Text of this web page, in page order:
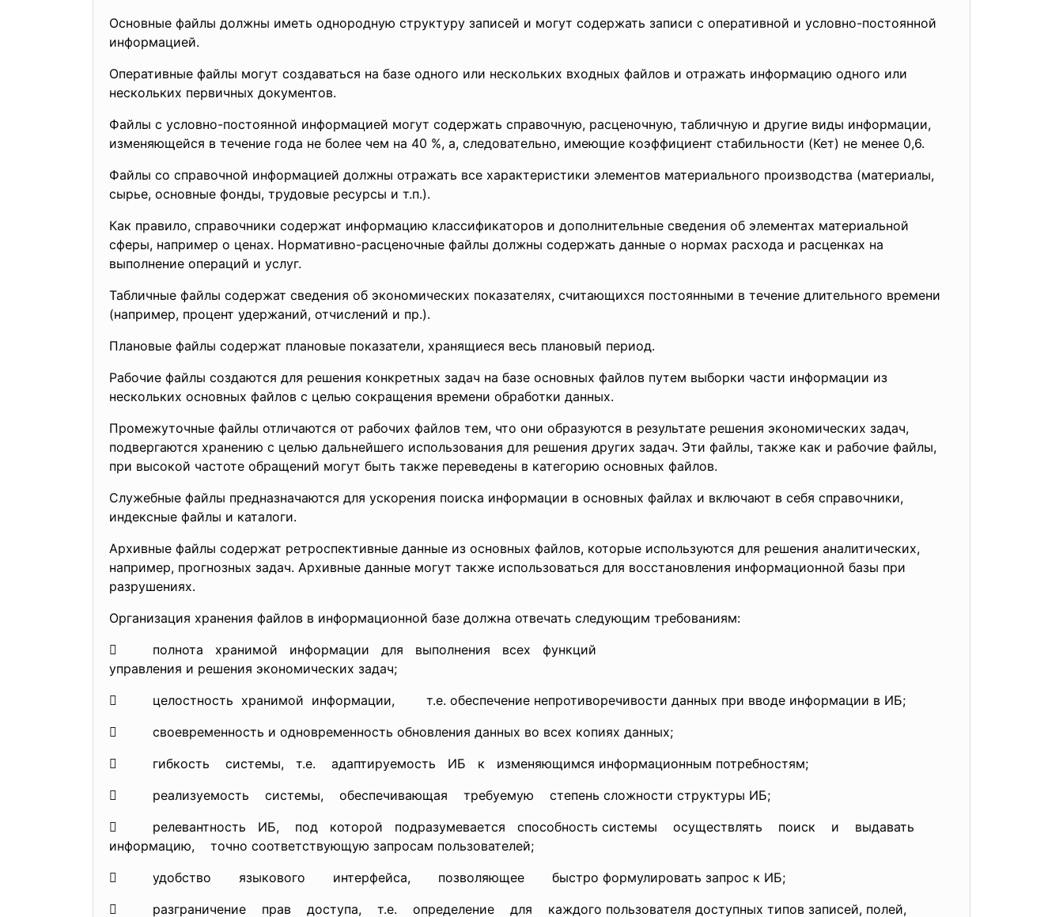
Основные файлы должны иметь однородную структуру записей и могут содержать записи с оперативной и условно-постоянной
информацией.
Оперативные файлы могут создаваться на базе одного или нескольких входных файлов и отражать информацию одного или
нескольких первичных документов.
Файлы с условно-постоянной информацией могут содержать справочную, расценочную, табличную и другие виды информации,
изменяющейся в течение года не более чем на 40 %, а, следовательно, имеющие коэффициент стабильности (Кет) не менее 0,6.
Файлы со справочной информацией должны отражать все характеристики элементов материального производства (материалы,
сырье, основные фонды, трудовые ресурсы и т.п.).
Как правило, справочники содержат информацию классификаторов и дополнительные сведения об элементах материальной
сферы, например о ценах. Нормативно-расценочные файлы должны содержать данные о нормах расхода и расценках на
выполнение операций и услуг.
Табличные файлы содержат сведения об экономических показателях, считающихся постоянными в течение длительного времени
(например, процент удержаний, отчислений и пр.).
Плановые файлы содержат плановые показатели, хранящиеся весь плановый период.
Рабочие файлы создаются для решения конкретных задач на базе основных файлов путем выборки части информации из
нескольких основных файлов с целью сокращения времени обработки данных.
Промежуточные файлы отличаются от рабочих файлов тем, что они образуются в результате решения экономических задач,
подвергаются хранению с целью дальнейшего использования для решения других задач. Эти файлы, также как и рабочие файлы,
при высокой частоте обращений могут быть также переведены в категорию основных файлов.
Служебные файлы предназначаются для ускорения поиска информации в основных файлах и включают в себя справочники,
индексные файлы и каталоги.
Архивные файлы содержат ретроспективные данные из основных файлов, которые используются для решения аналитических,
например, прогнозных задач. Архивные данные могут также использоваться для восстановления информационной базы при
разрушениях.
Организация хранения файлов в информационной базе должна отвечать следующим требованиям:
 полнота хранимой информации для выполнения всех функций
управления и решения экономических задач;
 целостность хранимой информации, т.е. обеспечение непротиворечивости данных при вводе информации в ИБ;
 своевременность и одновременность обновления данных во всех копиях данных;
 гибкость системы, т.е. адаптируемость ИБ к изменяющимся информационным потребностям;
 реализуемость системы, обеспечивающая требуемую степень сложности структуры ИБ;
 релевантность ИБ, под которой подразумевается способность системы осуществлять поиск и выдавать
информацию, точно соответствующую запросам пользователей;
 удобство языкового интерфейса, позволяющее быстро формулировать запрос к ИБ;
 разграничение прав доступа, т.е. определение для каждого пользователя доступных типов записей, полей,